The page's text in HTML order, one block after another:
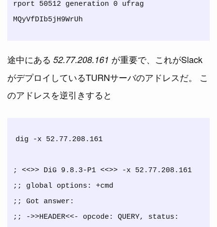
rport 50512 generation 0 ufrag
途中にある 52.77.208.161 が重要で、これがSlack
がデプロイしているTURNサーバのアドレスだ。 こ
のアドレスを逆引きすると
dig -x 52.77.208.161
; <<>> DiG 9.8.3-P1 <<>> -x 52.77.208.161
;; global options: +cmd
;; Got answer:
;; ->>HEADER<<- opcode: QUERY, status: